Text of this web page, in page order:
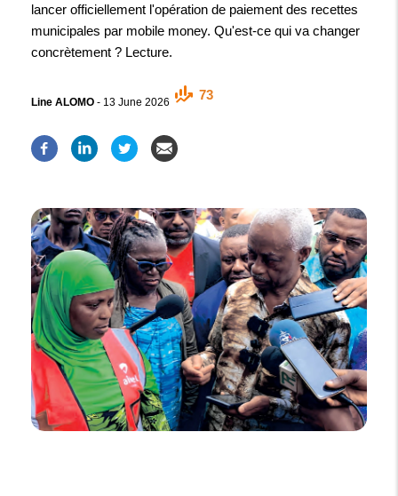
lancer officiellement l'opération de paiement des recettes
municipales par mobile money. Qu'est-ce qui va changer
concrètement ? Lecture.
Line ALOMO - 13 June 2026
73